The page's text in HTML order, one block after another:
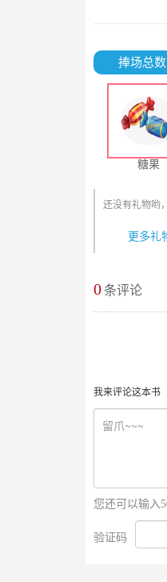
捧场总
糖果
还没有礼物哟
更多礼
0条评论
我来评论这本书
您还可以输入
验证码